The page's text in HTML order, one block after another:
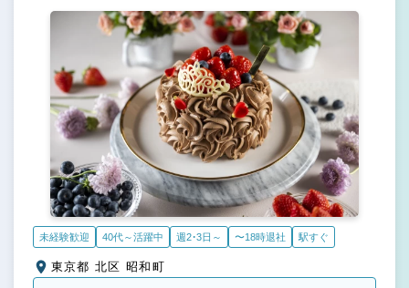
未経験歓迎 40代～活躍中 週2・3日～ 〜18時退社 駅すぐ
東京都 北区 昭和町